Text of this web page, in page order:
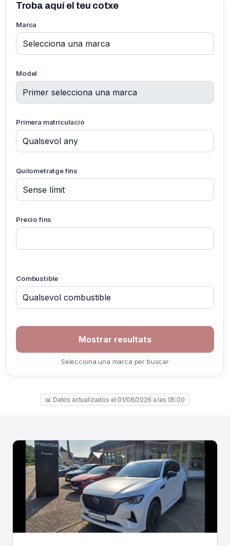
Troba aquí el teu cotxe
Marca
Model
Primera matriculació
Quilometratge fins
Precio fins
Combustible
Selecciona una marca per buscar
📊 Datos actualizados el 01/08/2026 a las 05:00